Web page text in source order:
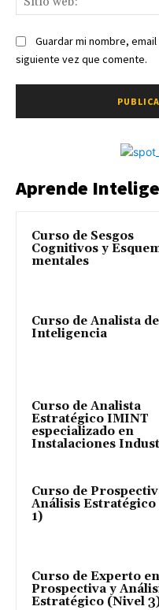
Guardar mi nombre,
siguiente vez que comente.
Aprende
Curso de Sesgos
Cognitivos y
mentales
Curso de Analista de
Inteligencia
Curso de Analista
Estratégico IMINT
especializado en
Instalaciones
Curso de
Análisis
1)
Curso de Experto en
Prospectiva y
Estratégico (Nivel